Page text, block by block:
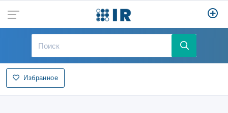
Избранное